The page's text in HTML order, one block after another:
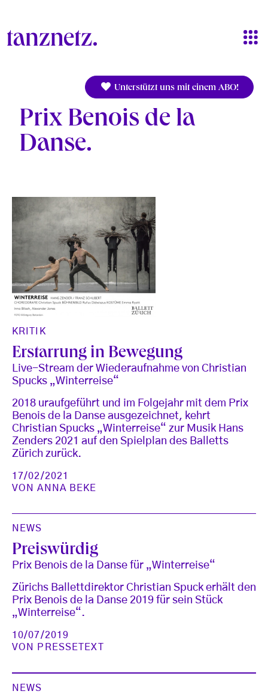
Unterstützt uns mit einem ABO!
Prix Benois de la
Danse
KRITIK
Erstarrung in Bewegung
Live-Stream der Wiederaufnahme von Christian
Spucks „Winterreise“
2018 uraufgeführt und im Folgejahr mit dem Prix
Benois de la Danse ausgezeichnet, kehrt
Christian Spucks „Winterreise“ zur Musik Hans
Zenders 2021 auf den Spielplan des Balletts
Zürich zurück.
17/02/2021
VONANNA BEKE
NEWS
Preiswürdig
Prix Benois de la Danse für „Winterreise“
Zürichs Ballettdirektor Christian Spuck erhält den
Prix Benois de la Danse 2019 für sein Stück
„Winterreise“.
10/07/2019
VON
PRESSETEXT
NEWS